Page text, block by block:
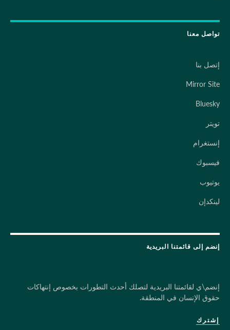
تواصل معنا
إتصل بنا
Mirror Site
Bluesky
تويتر
إنستغرام
فيسبوك
يوتيوب
لينكدإن
إنضم إلى قائمتنا البريدية
إنضم\ي لقائمتنا البريدية لتصلك أحدث التطورات بخصوص إنتهاكات
حقوق الإنسان في المنطقة.
إشترك